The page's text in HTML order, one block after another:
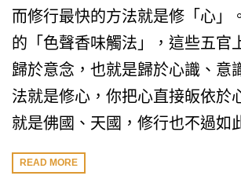
而修行最快的方法就是修「心」
的「色聲香味觸法」，這些五官
歸於意念，也就是歸於心識、意
法就是修心，你把心直接皈依於
就是佛國、天國，修行也不過如
READ MORE